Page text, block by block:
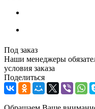
Под заказ
Наши менеджеры
условия заказа
Поделиться